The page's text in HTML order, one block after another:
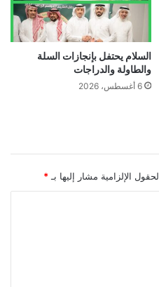
السلام يحتفل بإنجازات السلة
والطاولة والدراجات
6 أغسطس، 2026
الإلزامية مشار إليها بـ *